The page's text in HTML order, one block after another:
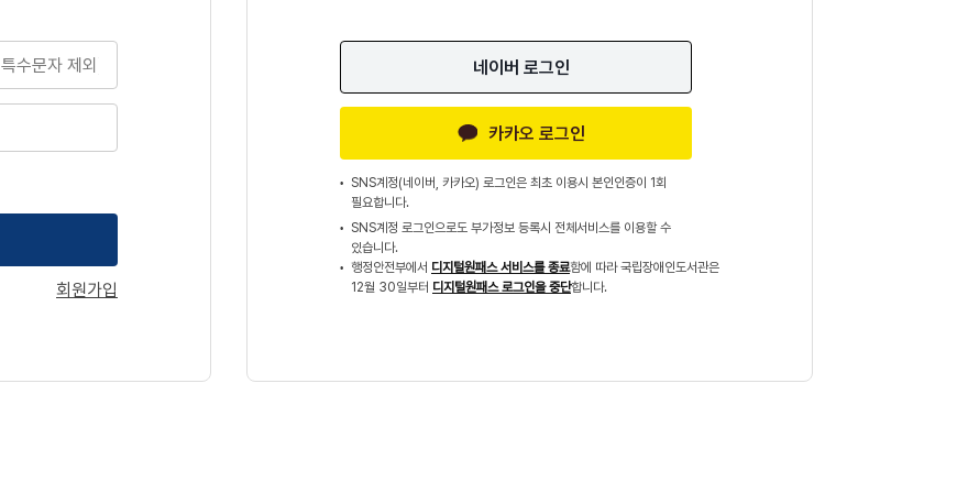
회원가입
네이버 로그인
카카오 로그인
SNS계정(네이버, 카카오) 로그인은 최초 이용시 본인인증이 1회
필요합니다.
SNS계정 로그인으로도 부가정보 등록시 전체서비스를 이용할 수
있습니다.
행정안전부에서 디지털원패스 서비스를 종료함에 따라 국립장애인도서관은
12월 30일부터 디지털원패스 로그인을 중단합니다.